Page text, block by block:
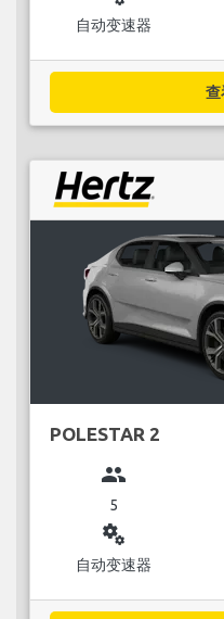
自动变速器
查
POLESTAR 2
group
5
miscellaneous_services
自动变速器